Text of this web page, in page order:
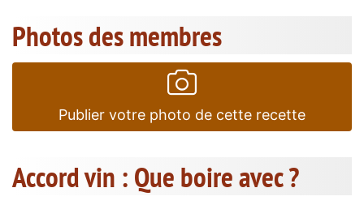
Photos des membres
Publier votre photo de cette recette
Accord vin : Que boire avec ?